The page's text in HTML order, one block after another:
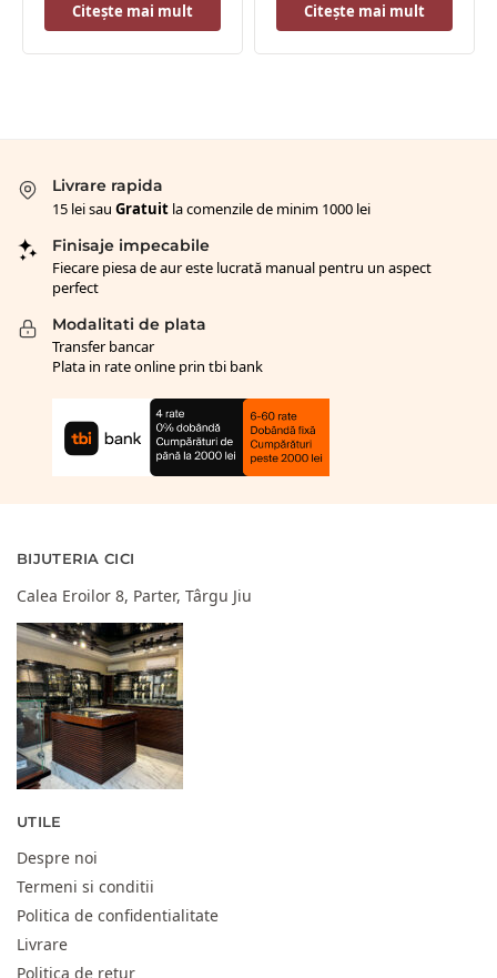
Citește mai mult Citește mai mult
Livrare rapida
15 lei sau Gratuit la comenzile de minim 1000 lei
Finisaje impecabile
Fiecare piesa de aur este lucrată manual pentru un aspect
perfect
Modalitati de plata
Transfer bancar
Plata in rate online prin tbi bank
BIJUTERIA CICI
Calea Eroilor 8, Parter, Târgu Jiu
UTILE
Despre noi
Termeni si conditii
Politica de confidentialitate
Livrare
Politica de retur